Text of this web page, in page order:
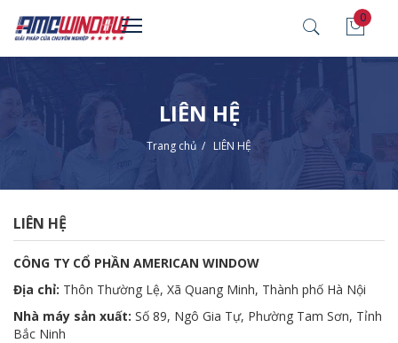
0
LIÊN HỆ
Trang chủ / LIÊN HỆ
LIÊN HỆ
CÔNG TY CỔ PHẦN AMERICAN WINDOW
Địa chỉ: Thôn Thường Lệ, Xã Quang Minh, Thành phố Hà Nội
Nhà máy sản xuất: Số 89, Ngô Gia Tự, Phường Tam Sơn, Tỉnh
Bắc Ninh